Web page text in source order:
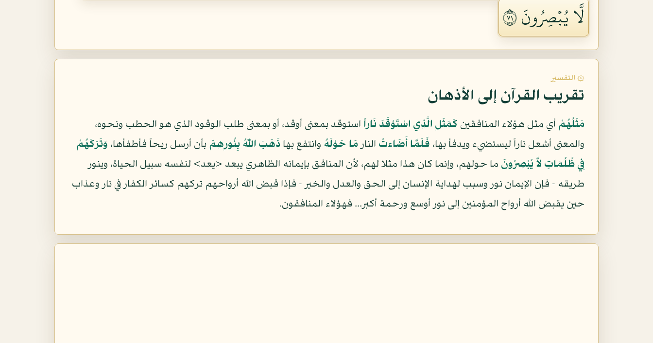
لَّا يُبۡصِرُونَ ١٧
۞ التفسير
تقريب القرآن إلى الأذهان
مَثَلُهُمْ أي مثل هؤلاء المنافقين كَمَثَلِ الَّذِي اسْتَوْقَدَ نَاراً استوقد بمعنى أوقد، أو بمعنى طلب الوقود الذي هو الحطب ونحوه،
والمعنى أشعل ناراً ليستضيء ويدفأ بها، فَلَمَّا أَضَاءتْ النارمَا حَوْلَهُ وانتفع بها ذَهَبَ اللّهُ بِنُورِهِمْ بأن أرسل ريحاً فأطفأها، وَتَرَكَهُمْ
فِي ظُلُمَاتٍ لاَّ يُبْصِرُونَ ما حولهم، وإنما كان هذا مثلا لهم، لأن المنافق بإيمانه الظاهري يبعد <يعد> لنفسه سبيل الحياة، وينور
طريقه - فإن الإيمان نور وسبب لهداية الإنسان إلى الحق والعدل والخير - فإذا قبض الله أرواحهم تركهم كسائر الكفار في نار وعذاب
حين يقبض الله أرواح المؤمنين إلى نور أوسع ورحمة أكبر... فهؤلاء المنافقون.